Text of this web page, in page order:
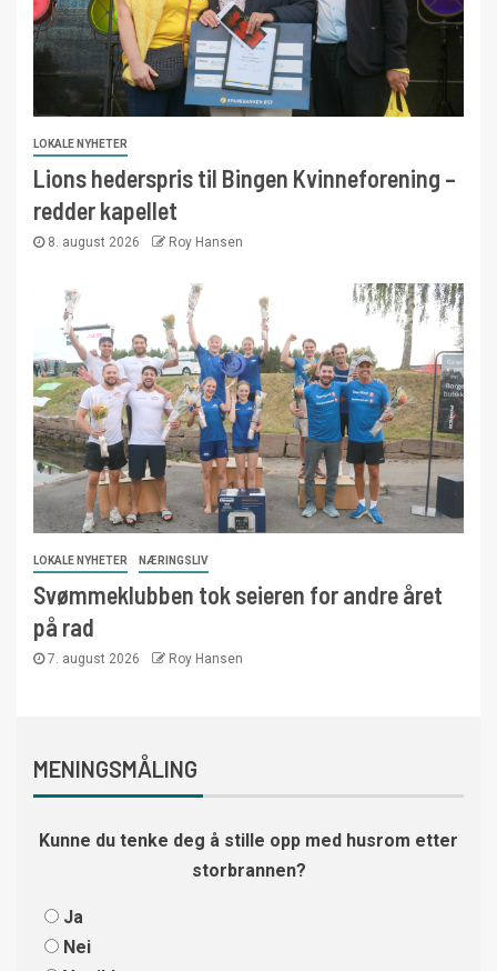
LOKALE NYHETER
Lions hederspris til Bingen Kvinneforening –
redder kapellet
8. august 2026 Roy Hansen
LOKALE NYHETER NÆRINGSLIV
Svømmeklubben tok seieren for andre året
på rad
7. august 2026 Roy Hansen
MENINGSMÅLING
Kunne du tenke deg å stille opp med husrom etter
storbrannen?
Ja
Nei